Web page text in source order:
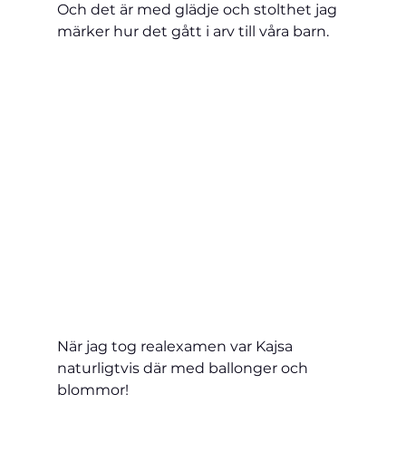
Och det är med glädje och stolthet jag
märker hur det gått i arv till våra barn.
När jag tog realexamen var Kajsa
naturligtvis där med ballonger och
blommor!